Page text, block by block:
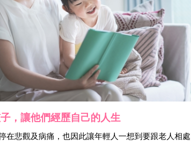
，讓他們經歷自己的人生
在悲觀及病痛，也因此讓年輕人一想到要跟老人相